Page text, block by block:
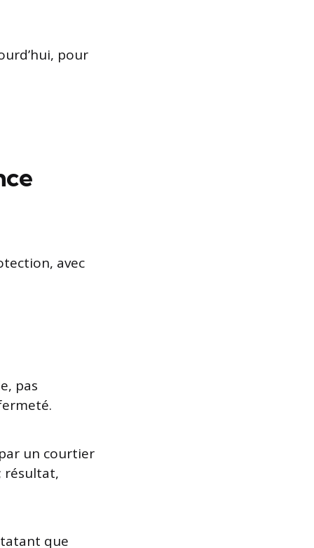
pour
avec
pas
un courtier
résultat,
que